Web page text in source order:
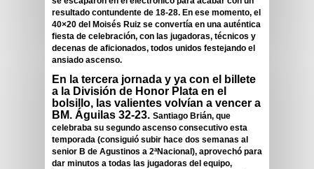
resultado contundente de 18-28. En ese momento, el
40×20 del Moisés Ruiz se convertía en una auténtica
fiesta de celebración, con las jugadoras, técnicos y
decenas de aficionados, todos unidos festejando el
ansiado ascenso.
En la tercera jornada y ya con el billete
a la División de Honor Plata en el
bolsillo, las valientes volvían a vencer a
BM. Águilas 32-23. Santiago Brián, que
celebraba su segundo ascenso consecutivo esta
temporada (consiguió subir hace dos semanas al
senior B de Agustinos a 2ªNacional), aprovechó para
dar minutos a todas las jugadoras del equipo,